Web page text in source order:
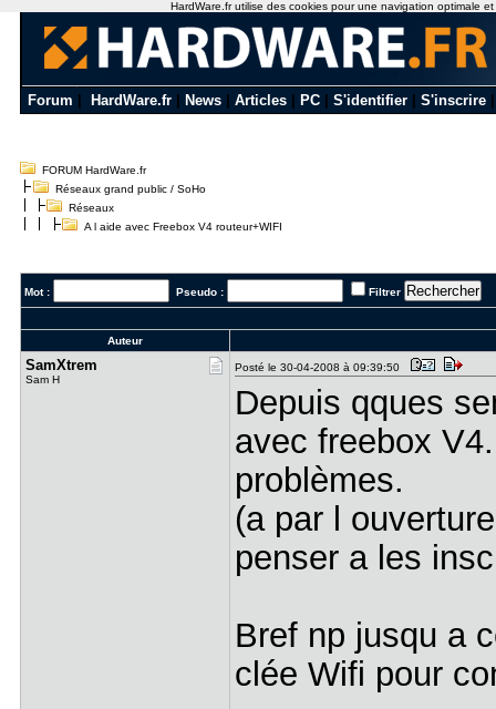
Forum HardWare.fr News Articles PC S'identifier S'inscrire
FORUM HardWare.fr
Réseaux grand public / SoHo
Réseaux
A l aide avec Freebox V4 routeur+WIFI
Mot : Pseudo : Filtrer
Auteur
SamXtrem
Sam H
Posté le 30-04-2008 à 09:39:50
Depuis qques
avec freebox
problèmes.
(a par l
penser a les
Bref np jusqu a
clée Wifi pour
HardWare.fr utilise des cookies pour une navigation optimale